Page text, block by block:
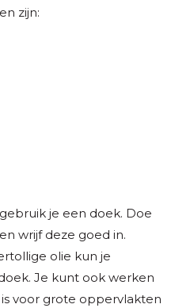
zijn:
je een doek. Doe
wrijf deze goed in.
olie kun je
Je kunt ook werken
voor grote oppervlakten